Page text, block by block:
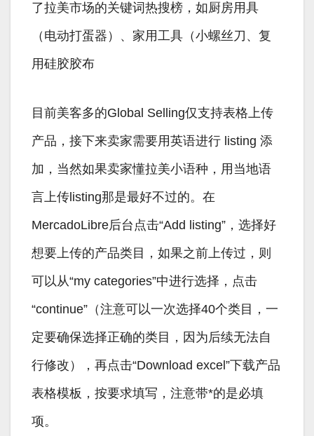
了拉美市场的关键词热搜榜，如厨房用具
（电动打蛋器）、家用工具（小螺丝刀、复
用硅胶胶布
目前美客多的Global Selling仅支持表格上传
产品，接下来卖家需要用英语进行 listing 添
加，当然如果卖家懂拉美小语种，用当地语
言上传listing那是最好不过的。在
MercadoLibre后台点击“Add listing”，选择好
想要上传的产品类目，如果之前上传过，则
可以从“my categories”中进行选择，点击
“continue”（注意可以一次选择40个类目，一
定要确保选择正确的类目，因为后续无法自
行修改），再点击“Download excel”下载产品
表格模板，按要求填写，注意带*的是必填
项。